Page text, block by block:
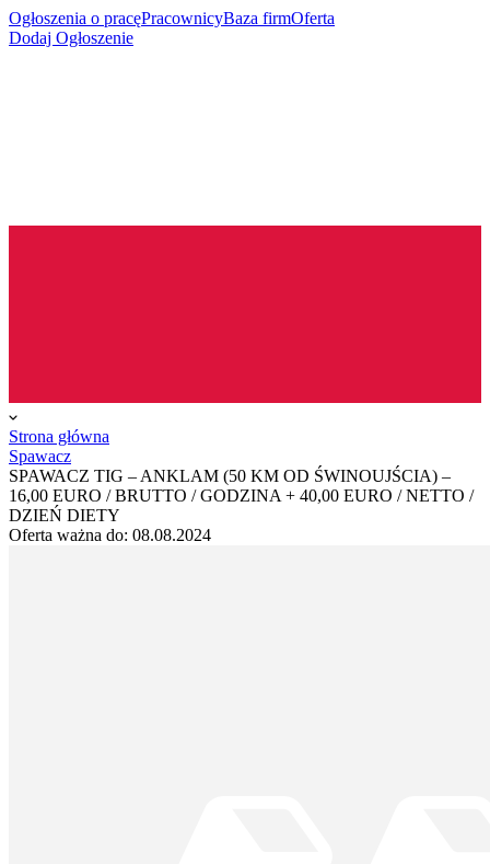
Ogłoszenia o pracęPracownicyBaza firmOferta
Dodaj Ogłoszenie
Strona główna
Spawacz
SPAWACZ TIG – ANKLAM (50 KM OD ŚWINOUJŚCIA) –
16,00 EURO / BRUTTO / GODZINA + 40,00 EURO / NETTO /
DZIEŃ DIETY
Oferta ważna do: 08.08.2024